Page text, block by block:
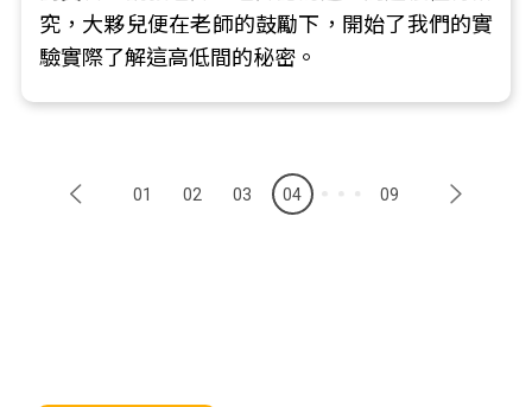
究，大夥兒便在老師的鼓勵下，開始了我們的實
驗實際了解這高低間的秘密。
01 02 03 04 09